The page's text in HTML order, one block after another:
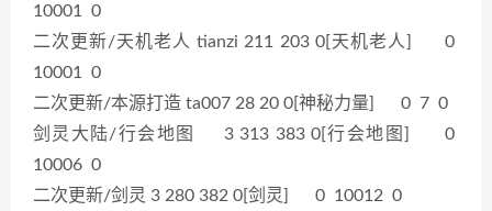
10001 0
二次更新/天机老人 tianzi 211 203 0[天机老人] 0
10001 0
二次更新/本源打造 ta007 28 20 0[神秘力量] 0 7 0
剑灵大陆/行会地图 3 313 383 0[行会地图] 0
10006 0
二次更新/剑灵 3 280 382 0[剑灵] 0 10012 0